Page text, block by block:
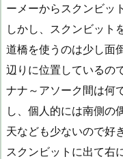
ーメーからスクンビッ
しかし、スクンビット
道橋を使うのは少し面
辺りに位置しているの
ナナ～アソーク間は何
し、個人的には南側の
天なども少ないので好
スクンビットに出て右